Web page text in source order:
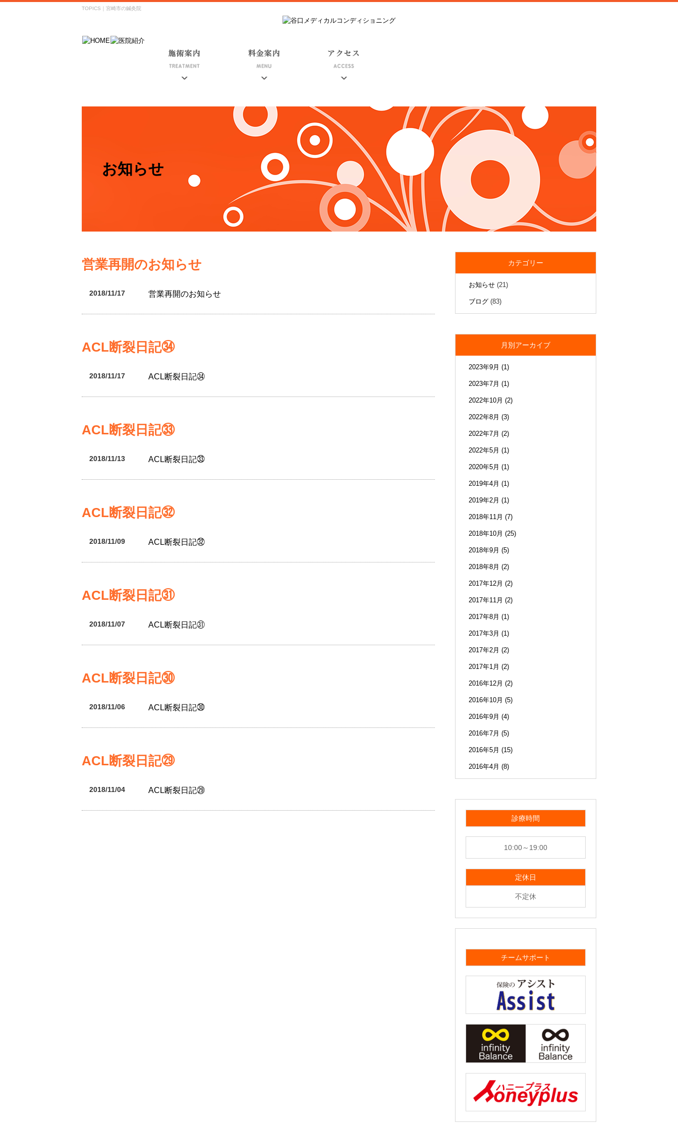
TOPICS｜宮崎市の鍼灸院
お知らせ
営業再開のお知らせ
2018/11/17 営業再開のお知らせ
ACL断裂日記㉞
2018/11/17 ACL断裂日記㉞
ACL断裂日記㉝
2018/11/13 ACL断裂日記㉝
ACL断裂日記㉜
2018/11/09 ACL断裂日記㉜
ACL断裂日記㉛
2018/11/07 ACL断裂日記㉛
ACL断裂日記㉚
2018/11/06 ACL断裂日記㉚
ACL断裂日記㉙
2018/11/04 ACL断裂日記㉙
カテゴリー
お知らせ (21)
ブログ (83)
月別アーカイブ
2023年9月 (1)
2023年7月 (1)
2022年10月 (2)
2022年8月 (3)
2022年7月 (2)
2022年5月 (1)
2020年5月 (1)
2019年4月 (1)
2019年2月 (1)
2018年11月 (7)
2018年10月 (25)
2018年9月 (5)
2018年8月 (2)
2017年12月 (2)
2017年11月 (2)
2017年8月 (1)
2017年3月 (1)
2017年2月 (2)
2017年1月 (2)
2016年12月 (2)
2016年10月 (5)
2016年9月 (4)
2016年7月 (5)
2016年5月 (15)
2016年4月 (8)
診療時間
10:00～19:00
定休日
不定休
チームサポート